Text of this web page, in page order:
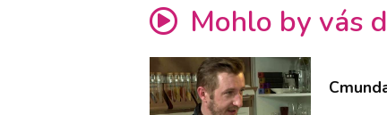
Mohlo by vás